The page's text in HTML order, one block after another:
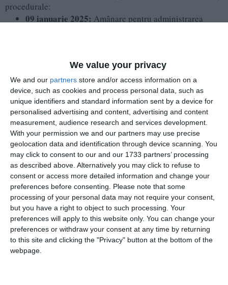
We value your privacy
We and our partners store and/or access information on a
device, such as cookies and process personal data, such as
unique identifiers and standard information sent by a device for
personalised advertising and content, advertising and content
measurement, audience research and services development.
With your permission we and our partners may use precise
geolocation data and identification through device scanning. You
may click to consent to our and our 1733 partners’ processing
as described above. Alternatively you may click to refuse to
consent or access more detailed information and change your
preferences before consenting. Please note that some
processing of your personal data may not require your consent,
but you have a right to object to such processing. Your
preferences will apply to this website only. You can change your
preferences or withdraw your consent at any time by returning
to this site and clicking the "Privacy" button at the bottom of the
webpage.
procedurale:
09 ianuarie 2025: Amânare pentru administrarea
23 octombrie 2025 și 22 ianuarie 2026:Noi amânări
acordate la cererea părților.
Aprilie – Mai 2026:Procesul a intrat în faza de
deliberare, însă pronunțarea a fost amânată de patru
ori din cauza complexității cauzei.